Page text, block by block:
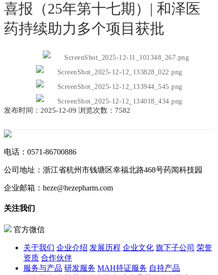
喜报（25年第十七期）| 和泽医
药持续助力多个项目获批
发布时间：2025-12-09 浏览次数：7582
电话： 0571-86700886
公司地址： 浙江省杭州市钱塘区幸福北路468号药闻科技园
企业邮箱： heze@hezepharm.com
关注我们
官方微信
关于我们 企业介绍 发展历程 企业文化 旗下子公司 荣誉
资质 合作伙伴
服务与产品 研发服务 MAH持证服务 自持产品